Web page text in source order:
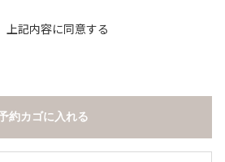
上記内容に同意する
約カゴに入れる